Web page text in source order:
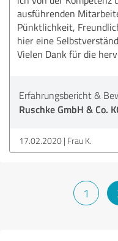
ausführenden
Pünktlichkeit,
hier eine
Vielen Dank für die
Erfahrungsbericht &
Ruschke GmbH & Co.
17.02.2020 Frau K.
1